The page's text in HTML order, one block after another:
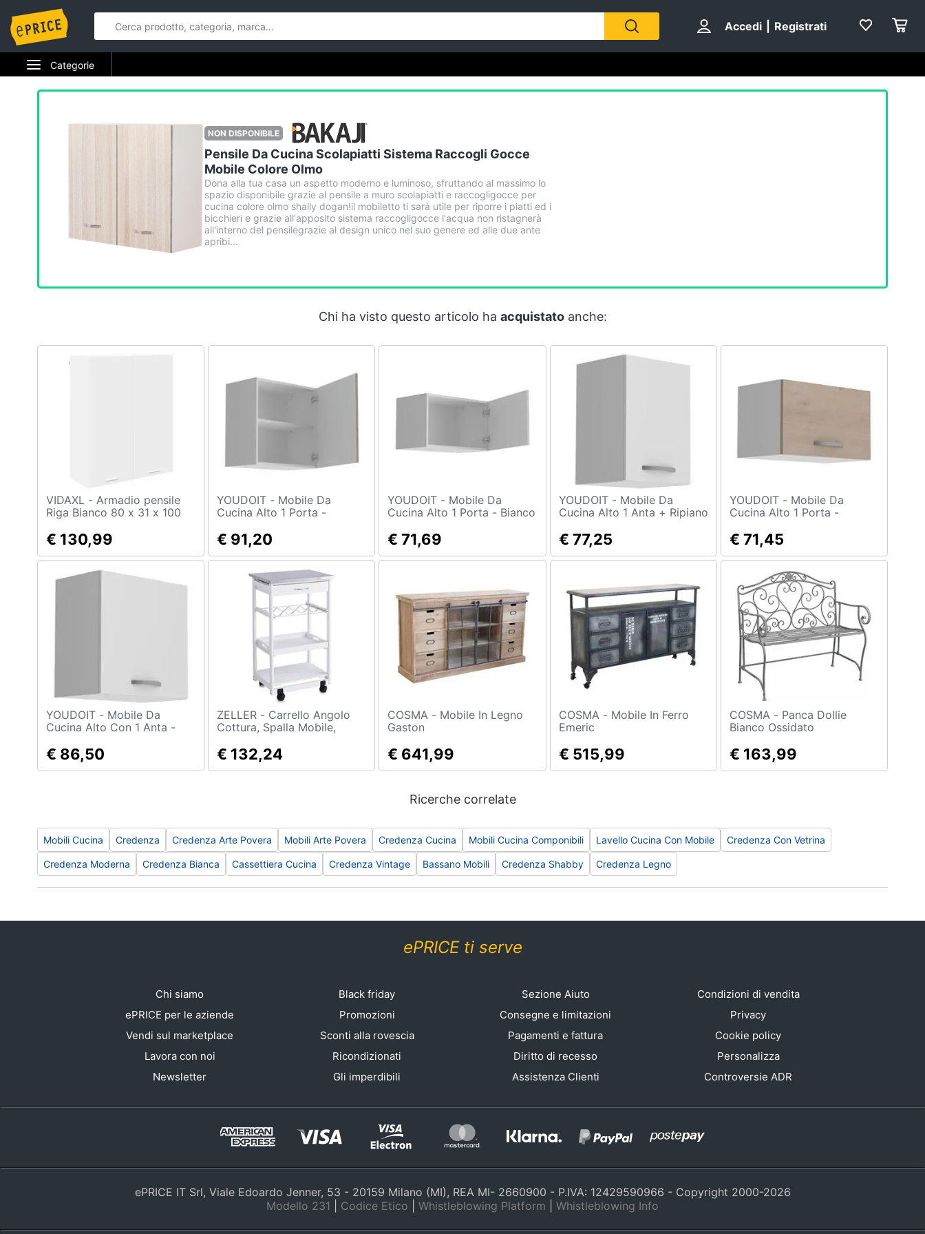
Accedi Registrati
Categorie
Elettrodomestici
Informatica
Videogiochi
Prima infanzia
Casalinghi
Libri, cd e dvd
Promozioni
NON DISPONIBILE
Pensile Da Cucina Scolapiatti Sistema Raccogli Gocce
Mobile Colore Olmo
Dona alla tua casa un aspetto moderno e luminoso, sfruttando al massimo lo
spazio disponibile grazie al pensile a muro scolapiatti e raccogligocce per
cucina colore olmo shally dogan!il mobiletto ti sarà utile per riporre i piatti ed i
bicchieri e grazie all'apposito sistema raccogligocce l'acqua non ristagnerà
all'interno del pensilegrazie al design unico nel suo genere ed alle due ante
apribi...
Chi ha visto questo articolo ha acquistatoanche:
VIDAXL - Armadio pensile
Riga Bianco 80 x 31 x 100
€ 130,99
YOUDOIT - Mobile Da
Cucina Alto 1 Porta -
Jackson - 60 X 36 X Altezza
58 Cm
€ 91,20
YOUDOIT - Mobile Da
Cucina Alto 1 Porta - Bianco
€ 71,69
YOUDOIT - Mobile Da
Cucina Alto 1 Anta + Ripiano
Altezza 58 Cm
€ 77,25
YOUDOIT - Mobile Da
Cucina Alto 1 Porta -
Jackson - 60 X 36 X Altezza
35 Cm
€ 71,45
YOUDOIT - Mobile Da
Cucina Alto Con 1 Anta -
58 Cm
€ 86,50
ZELLER - Carrello Angolo
Cottura, Spalla Mobile,
€ 132,24
COSMA - Mobile In Legno
Gaston
€ 641,99
COSMA - Mobile In Ferro
Emeric
€ 515,99
COSMA - Panca Dollie
Bianco Ossidato
€ 163,99
Ricerche correlate
Mobili Cucina Credenza Credenza Arte Povera Mobili Arte Povera Credenza Cucina Mobili Cucina Componibili Lavello Cucina Con Mobile Credenza Con Vetrina
Credenza Moderna Credenza Bianca Cassettiera Cucina Credenza Vintage Bassano Mobili Credenza Shabby Credenza Legno
ePRICE ti serve
Chi siamo
ePRICE per le aziende
Vendi sul marketplace
Lavora con noi
Newsletter
Black friday
Promozioni
Sconti alla rovescia
Ricondizionati
Gli imperdibili
Sezione Aiuto
Consegne e limitazioni
Pagamenti e fattura
Diritto di recesso
Assistenza Clienti
Condizioni di vendita
Privacy
Cookie policy
Personalizza
Controversie ADR
ePRICE IT Srl, Viale Edoardo Jenner, 53 - 20159 Milano (MI), REA MI- 2660900 - P.IVA: 12429590966 - Copyright 2000-2026
Modello 231
Codice Etico Whistleblowing Platform Whistleblowing Info